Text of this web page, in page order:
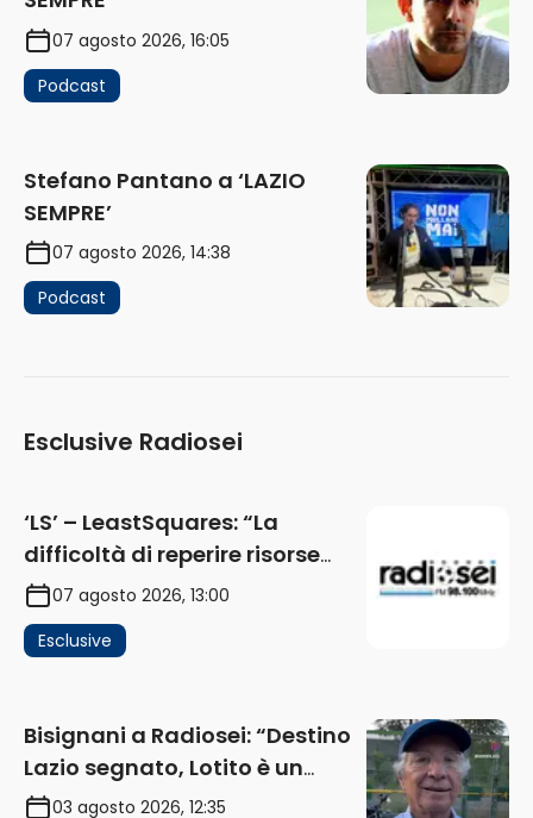
07 agosto 2026, 16:05
Podcast
Stefano Pantano a ‘LAZIO
SEMPRE’
07 agosto 2026, 14:38
Podcast
Esclusive Radiosei
‘LS’ – LeastSquares: “La
difficoltà di reperire risorse
impatta sul mercato. Senza
investimenti non arrivano i
ricavi” (AUDIO)
07 agosto 2026, 13:00
Esclusive
Bisignani a Radiosei: “Destino
Lazio segnato, Lotito è un
problema, la chiave sono
03 agosto 2026, 12:35